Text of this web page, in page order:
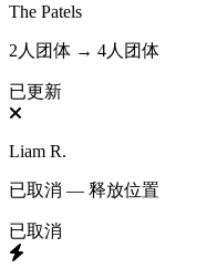
The Patels
2人团体 → 4人团体
已更新
Liam R.
已取消 — 释放位置
已取消